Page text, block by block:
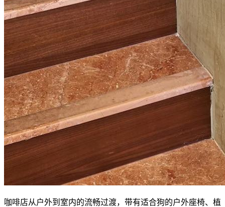
咖啡店从户外到室内的流畅过渡，带有适合狗的户外座椅、植